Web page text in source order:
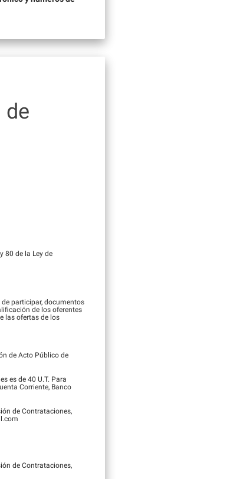
de
80 de la Ley de
participar, documentos
de los oferentes
las ofertas de los
de Acto Público de
es de 40 U.T. Para
Corriente, Banco
de Contrataciones,
de Contrataciones,